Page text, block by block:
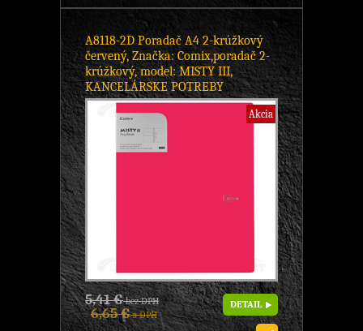
A8118-2D Poradač A4 2-krúžkový
červený, Značka: Comix,poradač 2-
krúžkový, model: MISTY III,
KANCELÁRSKE POTREBY
Akcia
5,41 €bez DPH
6,65 €s DPH
DETAIL